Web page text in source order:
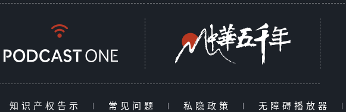
知识产权告示 | 常见问题 | 私隐政策 | 无障碍播放器 |